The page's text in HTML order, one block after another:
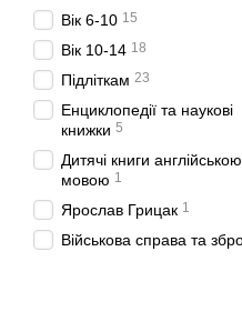
Вік 6-10 15
Вік 10-14 18
Підліткам 23
Енциклопедії та наукові
книжки 5
Дитячі книги англійською
мовою 1
Ярослав Грицак 1
Військова справа та